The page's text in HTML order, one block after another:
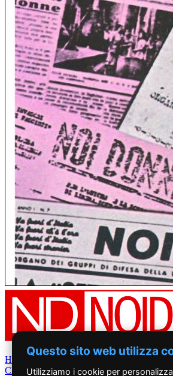
Home
Chi Siamo
Questo sito web utilizza
Utilizziamo i cookie per